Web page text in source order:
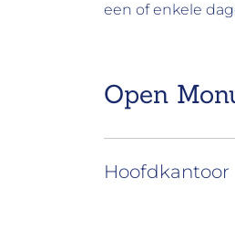
een of enkele
Open
Hoofdkantoor